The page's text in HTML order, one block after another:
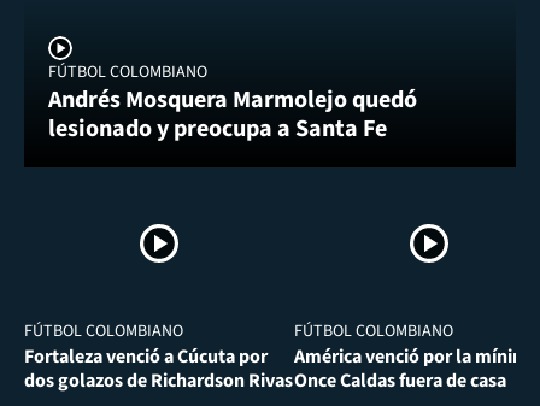
FÚTBOL COLOMBIANO
Andrés Mosquera Marmolejo quedó
lesionado y preocupa a Santa Fe
FÚTBOL COLOMBIANO
Fortaleza venció a Cúcuta por
dos golazos de Richardson Rivas
FÚTBOL COLOMBIANO
América venció por la
Once Caldas fuera de casa